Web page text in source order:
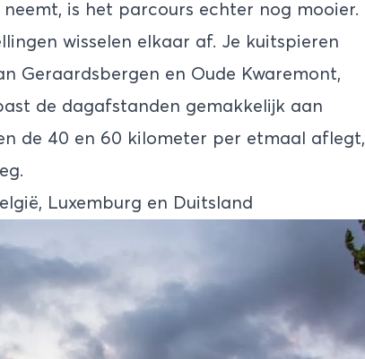
is het parcours echter nog mooier.
wisselen elkaar af. Je kuitspieren
Geraardsbergen en Oude Kwaremont,
de dagafstanden gemakkelijk aan
de 40 en 60 kilometer per etmaal aflegt,
Luxemburg en Duitsland